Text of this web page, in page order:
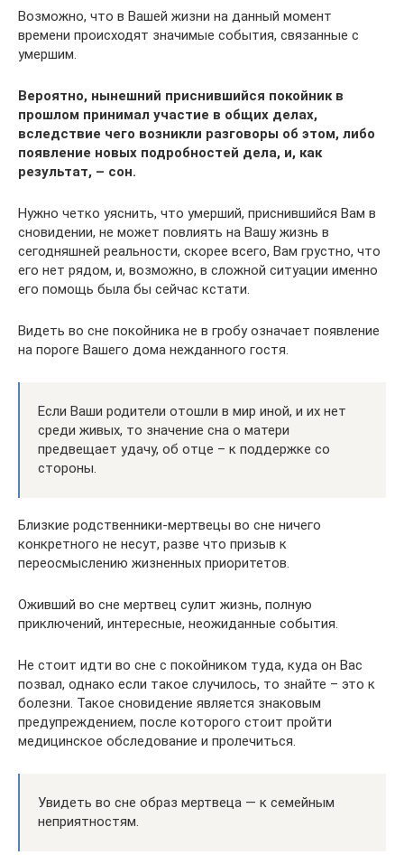
Возможно, что в Вашей жизни на данный момент
времени происходят значимые события, связанные с
умершим.
Вероятно, нынешний приснившийся покойник в
прошлом принимал участие в общих делах,
вследствие чего возникли разговоры об этом, либо
появление новых подробностей дела, и, как
результат, – сон.
Нужно четко уяснить, что умерший, приснившийся Вам в
сновидении, не может повлиять на Вашу жизнь в
сегодняшней реальности, скорее всего, Вам грустно, что
его нет рядом, и, возможно, в сложной ситуации именно
его помощь была бы сейчас кстати.
Видеть во сне покойника не в гробу означает появление
на пороге Вашего дома нежданного гостя.
Если Ваши родители отошли в мир иной, и их нет
среди живых, то значение сна о матери
предвещает удачу, об отце – к поддержке со
стороны.
Близкие родственники-мертвецы во сне ничего
конкретного не несут, разве что призыв к
переосмыслению жизненных приоритетов.
Оживший во сне мертвец сулит жизнь, полную
приключений, интересные, неожиданные события.
Не стоит идти во сне с покойником туда, куда он Вас
позвал, однако если такое случилось, то знайте – это к
болезни. Такое сновидение является знаковым
предупреждением, после которого стоит пройти
медицинское обследование и пролечиться.
Увидеть во сне образ мертвеца — к семейным
неприятностям.